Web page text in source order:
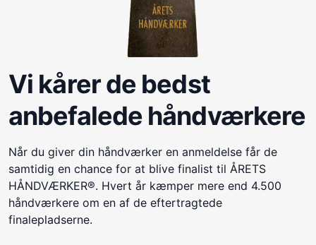
Vi kårer de bedst
anbefalede håndværkere
Når du giver din håndværker en anmeldelse får de
samtidig en chance for at blive finalist til ÅRETS
HÅNDVÆRKER®. Hvert år kæmper mere end 4.500
håndværkere om en af de eftertragtede
finalepladserne.